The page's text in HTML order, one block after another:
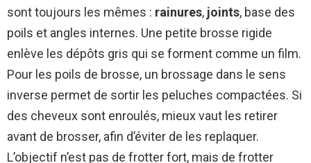
sont toujours les mêmes : rainures, joints, base des
poils et angles internes. Une petite brosse rigide
enlève les dépôts gris qui se forment comme un film.
Pour les poils de brosse, un brossage dans le sens
inverse permet de sortir les peluches compactées. Si
des cheveux sont enroulés, mieux vaut les retirer
avant de brosser, afin d’éviter de les replaquer.
L’objectif n’est pas de frotter fort, mais de frotter